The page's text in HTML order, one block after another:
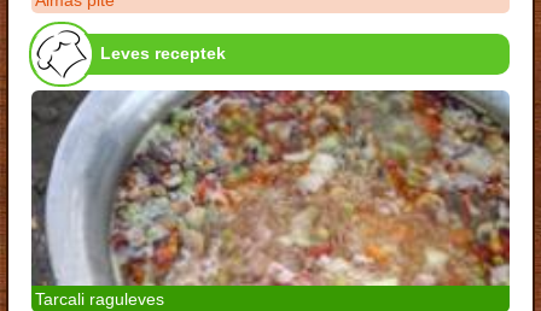
Leves receptek
Tarcali raguleves